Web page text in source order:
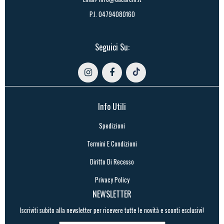
P.I. 04794080160
Seguici Su:
Info Utili
Spedizioni
Termini E Condizioni
Diritto Di Recesso
Privacy Policy
NEWSLETTER
Iscriviti subito alla newsletter per ricevere tutte le novità e sconti esclusivi!